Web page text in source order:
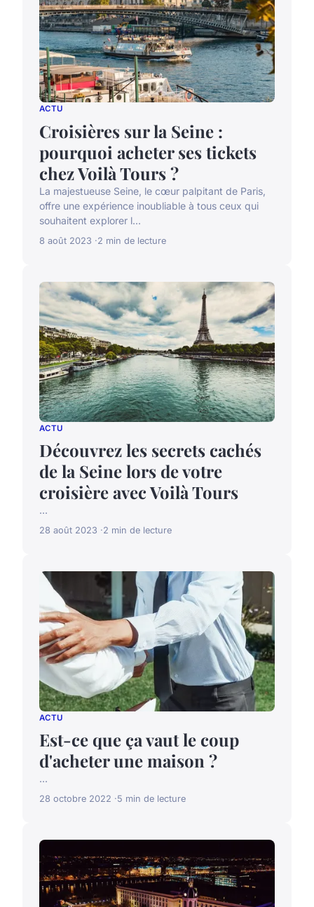
ACTU
Croisières sur la Seine :
pourquoi acheter ses tickets
chez Voilà Tours ?
La majestueuse Seine, le cœur palpitant de Paris,
offre une expérience inoubliable à tous ceux qui
souhaitent explorer l...
8 août 2023 2 min de lecture
ACTU
Découvrez les secrets cachés
de la Seine lors de votre
croisière avec Voilà Tours
...
28 août 2023 2 min de lecture
ACTU
Est-ce que ça vaut le coup
d'acheter une maison ?
...
28 octobre 2022 5 min de lecture